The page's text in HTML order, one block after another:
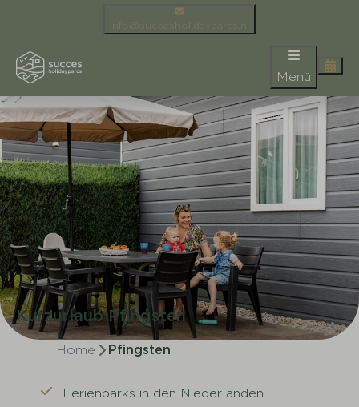
info@succesholidayparcs.nl
Menü
Kurzurlaub Pfingsten
Home Pfingsten
Ferienparks in den Niederlanden